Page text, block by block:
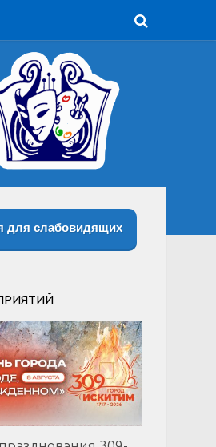
для слабовидящих